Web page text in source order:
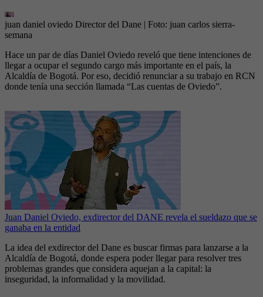
juan daniel oviedo Director del Dane | Foto: juan carlos sierra-
semana
Hace un par de días Daniel Oviedo reveló que tiene intenciones de
llegar a ocupar el segundo cargo más importante en el país, la
Alcaldía de Bogotá. Por eso, decidió renunciar a su trabajo en RCN
donde tenía una sección llamada “Las cuentas de Oviedo”.
Juan Daniel Oviedo, exdirector del DANE revela el sueldazo que se
ganaba en la entidad
La idea del exdirector del Dane es buscar firmas para lanzarse a la
Alcaldía de Bogotá, donde espera poder llegar para resolver tres
problemas grandes que considera aquejan a la capital: la
inseguridad, la informalidad y la movilidad.